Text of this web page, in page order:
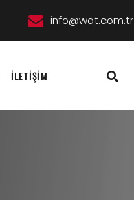
info@wat.com.tr
İLETİŞİM